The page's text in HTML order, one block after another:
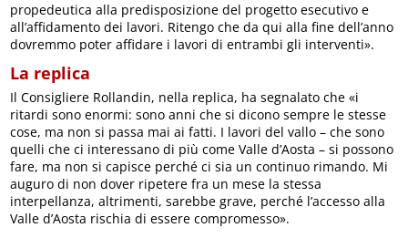
propedeutica alla predisposizione del progetto esecutivo e
all’affidamento dei lavori. Ritengo che da qui alla fine dell’anno
dovremmo poter affidare i lavori di entrambi gli interventi».
La replica
Il Consigliere Rollandin, nella replica, ha segnalato che «i
ritardi sono enormi: sono anni che si dicono sempre le stesse
cose, ma non si passa mai ai fatti. I lavori del vallo – che sono
quelli che ci interessano di più come Valle d’Aosta – si possono
fare, ma non si capisce perché ci sia un continuo rimando. Mi
auguro di non dover ripetere fra un mese la stessa
interpellanza, altrimenti, sarebbe grave, perché l’accesso alla
Valle d’Aosta rischia di essere compromesso».